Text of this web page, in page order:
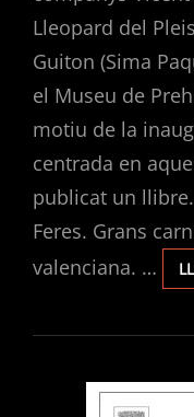
Lleopard del
Guiton (Sima
el Museu de
motiu de la
centrada en
publicat un
Feres. Grans
valenciana. …